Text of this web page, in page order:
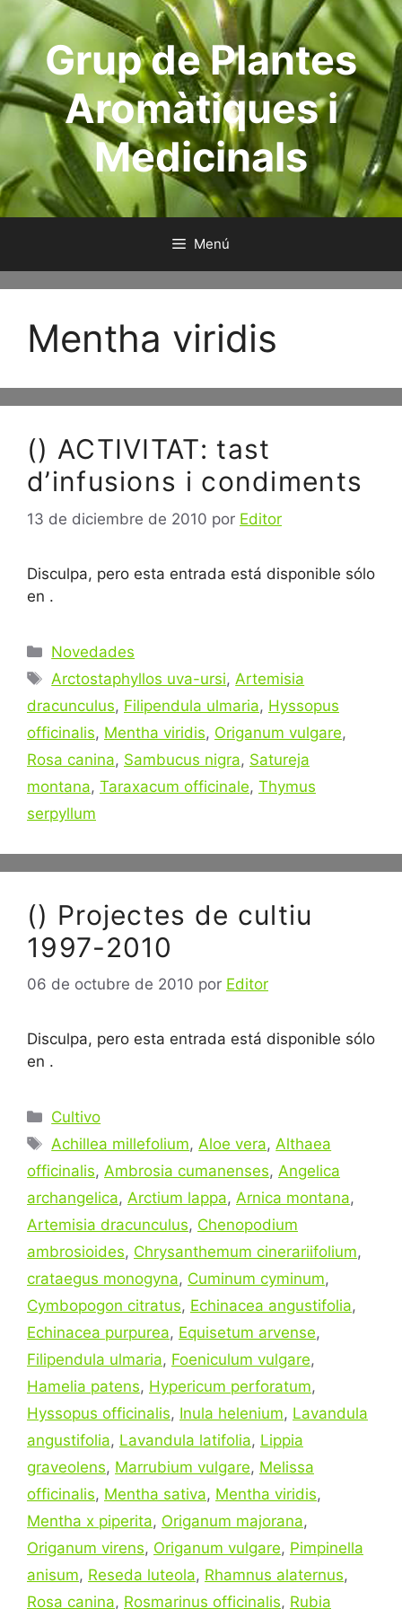
contenidoGrup de Plantes
Aromàtiques i
Medicinals
Menú
Mentha viridis
() ACTIVITAT: tast
d’infusions i condiments
13 de diciembre de 2010 por Editor
Disculpa, pero esta entrada está disponible sólo
en .
Categorías
Novedades
Etiquetas
Arctostaphyllos uva-ursi, Artemisia
dracunculus, Filipendula ulmaria, Hyssopus
officinalis, Mentha viridis, Origanum vulgare,
Rosa canina, Sambucus nigra, Satureja
montana, Taraxacum officinale, Thymus
serpyllum
() Projectes de cultiu
1997-2010
06 de octubre de 2010 por Editor
Disculpa, pero esta entrada está disponible sólo
en .
Categorías
Cultivo
Etiquetas
Achillea millefolium,Aloe vera,Althaea
officinalis, Ambrosia cumanenses, Angelica
archangelica, Arctium lappa, Arnica montana,
Artemisia dracunculus, Chenopodium
ambrosioides, Chrysanthemum cinerariifolium,
crataegus monogyna, Cuminum cyminum,
Cymbopogon citratus, Echinacea angustifolia,
Echinacea purpurea, Equisetum arvense,
Filipendula ulmaria, Foeniculum vulgare,
Hamelia patens, Hypericum perforatum,
Hyssopus officinalis, Inula helenium, Lavandula
angustifolia, Lavandula latifolia, Lippia
graveolens, Marrubium vulgare, Melissa
officinalis, Mentha sativa, Mentha viridis,
Mentha x piperita, Origanum majorana,
Origanum virens, Origanum vulgare, Pimpinella
anisum, Reseda luteola, Rhamnus alaternus,
Rosa canina, Rosmarinus officinalis, Rubia